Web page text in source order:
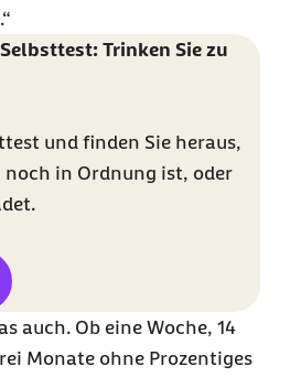
.“
Trinken Sie zu
und finden Sie heraus,
in Ordnung ist, oder
auch. Ob eine Woche, 14
Monate ohne Prozentiges